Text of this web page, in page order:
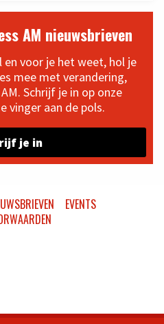
AM nieuwsbrieven
en voor je het weet, hol je
mee met verandering,
Schrijf je in op onze
vinger aan de pols.
je in
EVENTS